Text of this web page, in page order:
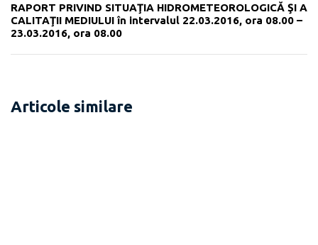
RAPORT PRIVIND SITUAŢIA HIDROMETEOROLOGICĂ ŞI A
CALITAŢII MEDIULUI în intervalul 22.03.2016, ora 08.00 –
23.03.2016, ora 08.00
Articole similare